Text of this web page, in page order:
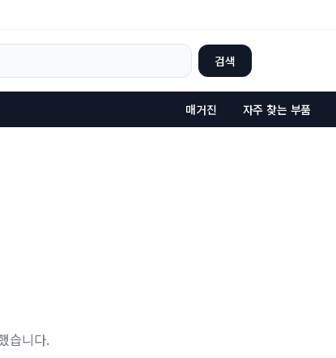
검색
매거진 자주 찾는 부품
습니다.